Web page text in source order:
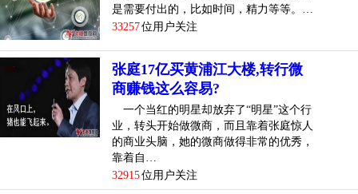
是需要付出的，比如时间，精力等等。…
33257位用户关注
张庭17亿买黄浦江大楼,转行微
商赚钱这么容易?
一个当红的明星却放弃了“明星”这个行
业，转头开始做微商，而且靠着张庭惊人
的商业头脑，她的微商做得非常的优秀，
靠着自…
32915位用户关注